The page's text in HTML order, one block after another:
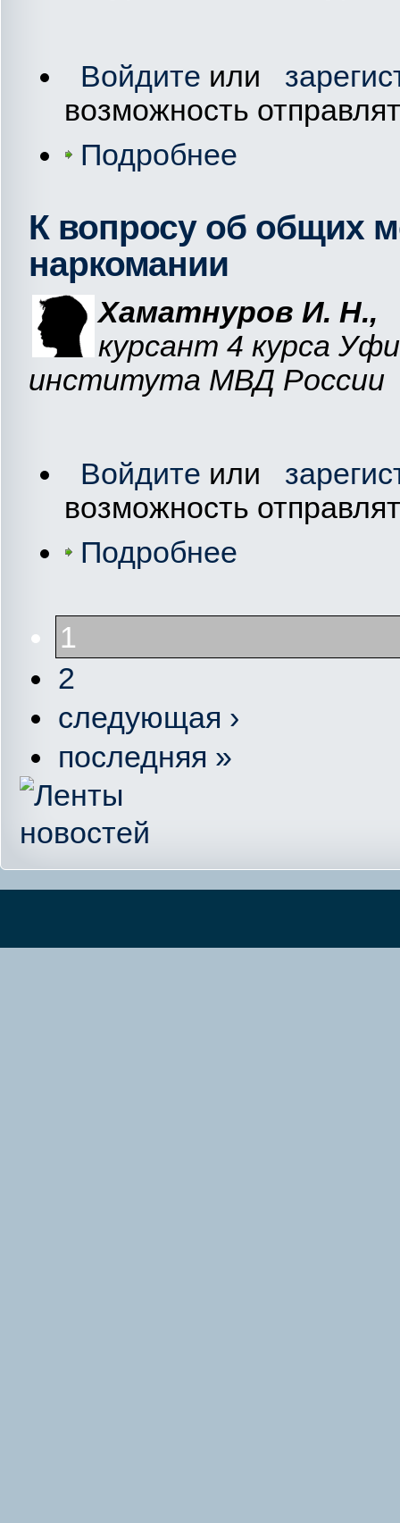
Войдите или
возможность
Подробнее
К вопросу об общих
наркомании
Хаматнуров И. Н.,
курсант 4 курса
института МВД России
Войдите или
возможность
Подробнее
1
2
следующая ›
последняя »